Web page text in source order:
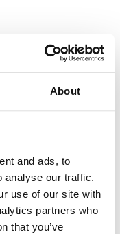
About
and ads, to
analyse our traffic.
use of our site with
partners who
that you’ve